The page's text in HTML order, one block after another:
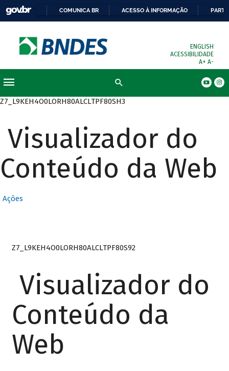
COMUNICA BR ACESSO À INFORMAÇÃO
ENGLISH
ACESSIBILIDADE
A+ A-
Z7_L9KEH4O0LORH80ALCLTPF80SH3
Visualizador do
Conteúdo da Web
Ações
Z7_L9KEH4O0LORH80ALCLTPF80S92
Visualizador do
Conteúdo da
Web